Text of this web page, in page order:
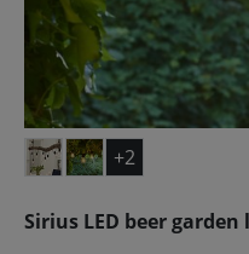
+2
Sirius LED beer